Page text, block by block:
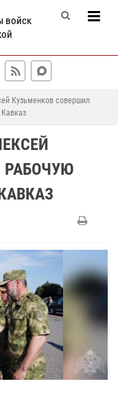
войск
Кузьменков совершил
РАБОЧУЮ